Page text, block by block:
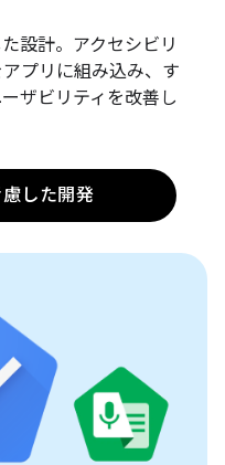
設計。アクセシビリ
プリに組み込み、す
ザビリティを改善し
した開発